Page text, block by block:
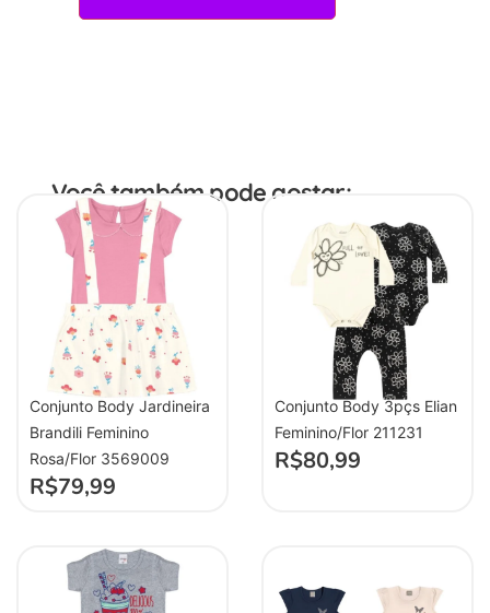
Você também pode gostar:
Conjunto Body Jardineira
Brandili Feminino
Rosa/Flor 3569009
R$79,99
Conjunto Body 3pçs Elian
Feminino/Flor 211231
R$80,99